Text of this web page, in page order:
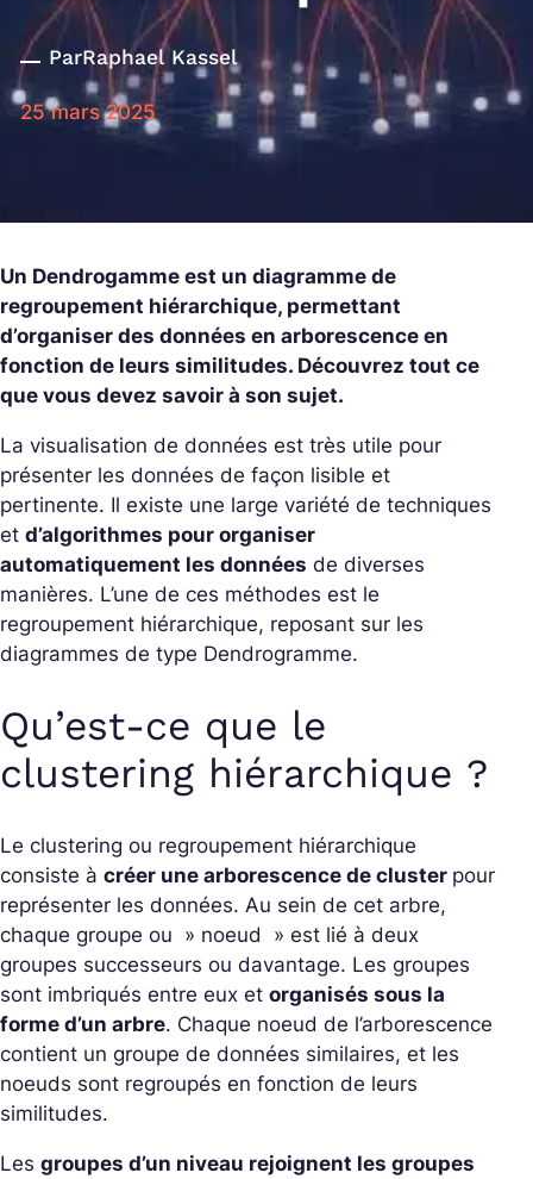
ParRaphael Kassel
25 mars 2025
Un Dendrogamme est un diagramme de
regroupement hiérarchique, permettant
d’organiser des données en arborescence en
fonction de leurs similitudes. Découvrez tout ce
que vous devez savoir à son sujet.
La visualisation de données est très utile pour
présenter les données de façon lisible et
pertinente. Il existe une large variété de techniques
et d’algorithmes pour organiser
automatiquement les données de diverses
manières. L’une de ces méthodes est le
regroupement hiérarchique, reposant sur les
diagrammes de type Dendrogramme.
Qu’est-ce que le
clustering hiérarchique ?
Le clustering ou regroupement hiérarchique
consiste à créer une arborescence de cluster pour
représenter les données. Au sein de cet arbre,
chaque groupe ou » noeud » est lié à deux
groupes successeurs ou davantage. Les groupes
sont imbriqués entre eux et organisés sous la
forme d’un arbre. Chaque noeud de l’arborescence
contient un groupe de données similaires, et les
noeuds sont regroupés en fonction de leurs
similitudes.
Les groupes d’un niveau rejoignent les groupes